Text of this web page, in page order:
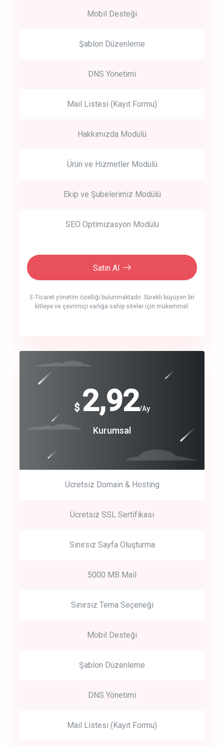
Mobil Desteği
Şablon Düzenleme
DNS Yönetimi
Mail Listesi (Kayıt Formu)
Hakkımızda Modülü
Ürün ve Hizmetler Modülü
Ekip ve Şubelerimiz Modülü
SEO Optimizasyon Modülü
Satın Al
E-Ticaret yönetim özelliği bulunmaktadır. Sürekli büyüyen bir
kitleye ve çevrimiçi varlığa sahip siteler için mükemmel.
crm auto cync
track energy costs
Get Started
Start by trying our service for 30 days free trial no credit card
$ 2,92/Ay
Kurumsal
Ücretsiz Domain & Hosting
Ücretsiz SSL Sertifikası
Sınırsız Sayfa Oluşturma
5000 MB Mail
Sınırsız Tema Seçeneği
Mobil Desteği
Şablon Düzenleme
DNS Yönetimi
Mail Listesi (Kayıt Formu)
$
240
Coroprate